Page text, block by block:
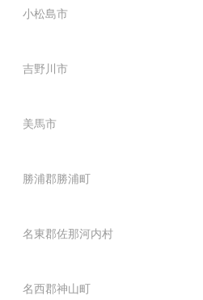
小松島市
吉野川市
美馬市
勝浦郡勝浦町
名東郡佐那河内村
名西郡神山町